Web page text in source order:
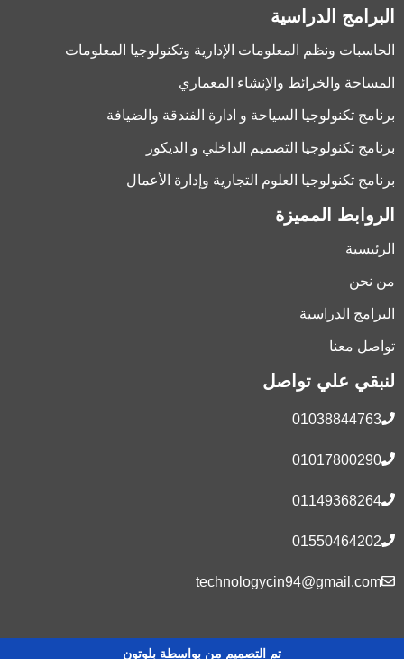
البرامج الدراسية
الحاسبات ونظم المعلومات الإدارية وتكنولوجيا المعلومات
المساحة والخرائط والإنشاء المعماري
برنامج تكنولوجيا السياحة و ادارة الفندقة والضيافة
برنامج تكنولوجيا التصميم الداخلي و الديكور
برنامج تكنولوجيا العلوم التجارية وإدارة الأعمال
الروابط المميزة
الرئيسية
من نحن
البرامج الدراسية
تواصل معنا
لنبقي علي تواصل
01038844763
01017800290
01149368264
01550464202
technologycin94@gmail.com
تم التصميم من بواسطة بلوتون